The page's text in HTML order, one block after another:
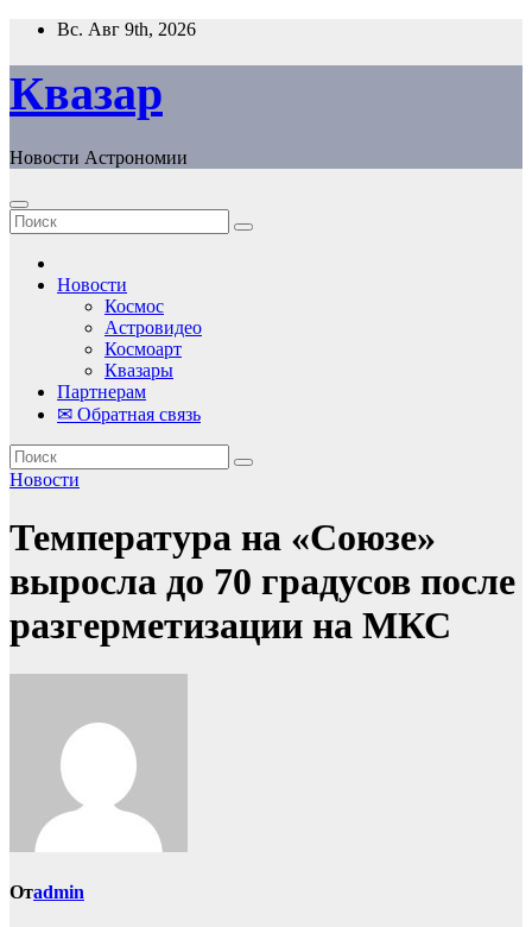
Перейти
содержанию
Вс. Авг 9th, 2026
Квазар
Новости Астрономии
Новости
Космос
Астровидео
Космоарт
Квазары
Партнерам
✉ Обратная связь
Новости
Температура на «Союзе»
выросла до 70 градусов после
разгерметизации на МКС
Отadmin